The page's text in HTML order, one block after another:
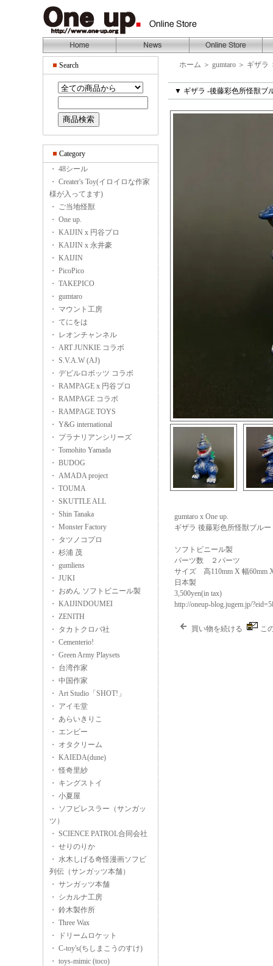
Search
Category
・ 48シール
・ Creater's Toy(イロイロな作家
様が入ってます)
・ ご当地怪獣
・ One up.
・ KAIJIN x 円谷プロ
・ KAIJIN x 永井豪
・ KAIJIN
・ PicoPico
・ TAKEPICO
・ gumtaro
・ マウント工房
・ てにをは
・ レオンチャンネル
・ ART JUNKIE コラボ
・ S.V.A.W (AJ)
・ デビルロボッツ コラボ
・ RAMPAGE x 円谷プロ
・ RAMPAGE コラボ
・ RAMPAGE TOYS
・ Y&G international
・ プラナリアンシリーズ
・ Tomohito Yamada
・ BUDOG
・ AMADA project
・ TOUMA
・ SKUTTLE ALL
・ Shin Tanaka
・ Monster Factory
・ タツノコプロ
・ 杉浦 茂
・ gumliens
・ JUKI
・ おめん ソフトビニール製
・ KAIJINDOUMEI
・ ZENITH
・ タカトクロバ社
・ Cementerio!
・ Green Army Playsets
・ 台湾作家
・ 中国作家
・ Art Studio「SHOT!」
・ アイモ堂
・ あらいきりこ
・ エンビー
・ オタクリーム
・ KAIEDA(dune)
・ 怪奇里紗
・ キングストイ
・ 小夏屋
・ ソフビレスラー（サンガッ
ツ）
・ SCIENCE PATROL合同会社
・ せりのりか
・ 水木しげる奇怪漫画ソフビ
列伝（サンガッツ本舗）
・ サンガッツ本舗
・ シカルナ工房
・ 鈴木製作所
・ Three Wax
・ ドリームロケット
・ C-toy's(ちしまこうのすけ)
・ toys-mimic (toco)
ホーム ＞ gumtaro ＞ ギザラ
▼ ギザラ -後藤彩色所怪獣ブ
gumtaro x One up.
ギザラ 後藤彩色所怪獣ブルー
ソフトビニール製
パーツ数 ２パーツ
サイズ 高110mm X 幅60mm
日本製
3,500yen(in tax)
http://oneup-blog.jugem.jp/
買い物を続ける こ